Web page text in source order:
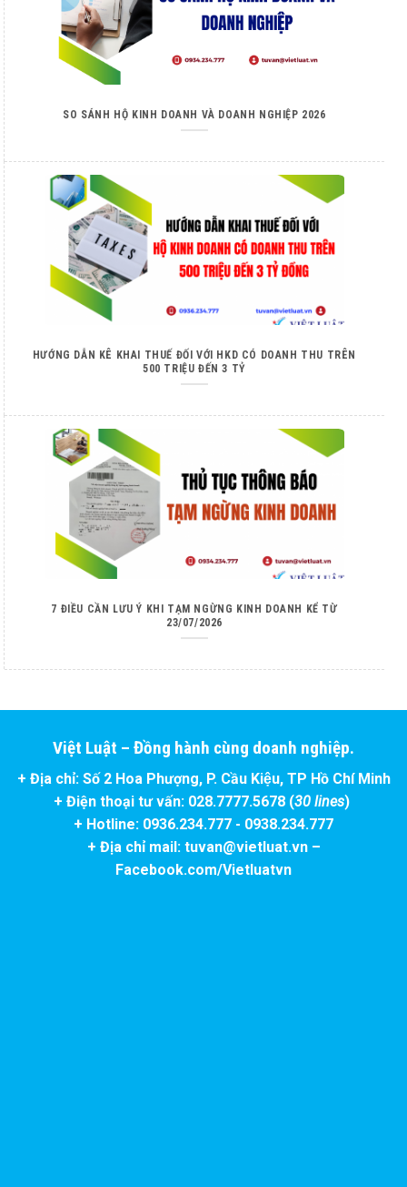
SO SÁNH HỘ KINH DOANH VÀ DOANH NGHIỆP 2026
HƯỚNG DẪN KÊ KHAI THUẾ ĐỐI VỚI HKD CÓ DOANH THU TRÊN
500 TRIỆU ĐẾN 3 TỶ
7 ĐIỀU CẦN LƯU Ý KHI TẠM NGỪNG KINH DOANH KỂ TỪ
23/07/2026
Việt Luật – Đồng hành cùng doanh nghiệp.
+ Địa chỉ: Số 2 Hoa Phượng, P. Cầu Kiệu, TP Hồ Chí Minh
+ Điện thoại tư vấn: 028.7777.5678 (30 lines)
+ Hotline: 0936.234.777 - 0938.234.777
+ Địa chỉ mail: tuvan@vietluat.vn –
Facebook.com/Vietluatvn